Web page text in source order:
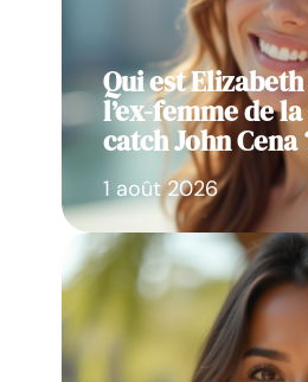
Qui est
l’ex-femme de
catch John Cena
1 août 2026